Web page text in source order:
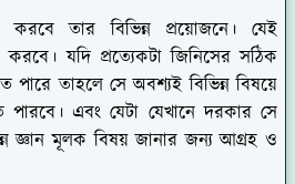
তার বিভিন্ন প্রয়োজনে। যেই
যদি প্রত্যেকটা জিনিসের সঠিক
পারে তাহলে সে অবশ্যই বিভিন্ন বিষয়ে
এবং যেটা যেখানে দরকার সে
জ্ঞান মূলক বিষয় জানার জন্য আগ্রহ ও